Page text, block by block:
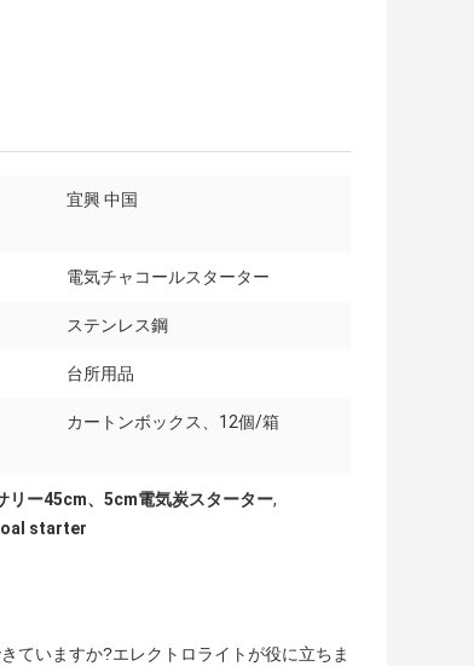
宜興 中国
電気チャコールスターター
ステンレス鋼
台所用品
カートンボックス、12個/箱
リー45cm、5cm電気炭スターター,
starter
ていますか?エレクトロライトが役に立ちま